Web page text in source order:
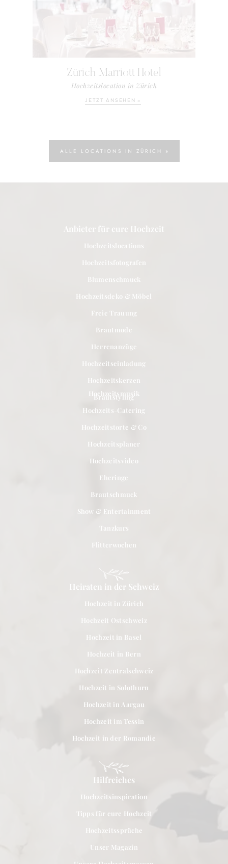
Zürich Marriott Hotel
Hochzeitslocation in Zürich
JETZT ANSEHEN »
ALLE LOCATIONS IN ZÜRICH »
Anbieter für eure Hochzeit
Hochzeitslocations
Hochzeitsfotografen
Blumenschmuck
Hochzeitsdeko & Möbel
Freie Trauung
Brautmode
Herrenanzüge
Hochzeitseinladung
Hochzeitskerzen
Brautstyling
Hochzeitsmusik
Hochzeits-Catering
Hochzeitstorte & Co
Hochzeitsplaner
Hochzeitsvideo
Eheringe
Brautschmuck
Show & Entertainment
Tanzkurs
Flitterwochen
Heiraten in der Schweiz
Hochzeit in Zürich
Hochzeit Ostschweiz
Hochzeit in Basel
Hochzeit in Bern
Hochzeit Zentralschweiz
Hochzeit in Solothurn
Hochzeit in Aargau
Hochzeit im Tessin
Hochzeit in der Romandie
Hilfreiches
Hochzeitsinspiration
Tipps für eure Hochzeit
Hochzeitssprüche
Unser Magazin